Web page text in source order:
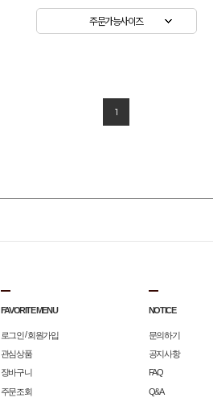
주문가능사이즈
1
FAVORITE MENU
로그인 /회원가입
관심상품
장바구니
주문조회
NOTICE
문의하기
공지사항
FAQ
Q&A